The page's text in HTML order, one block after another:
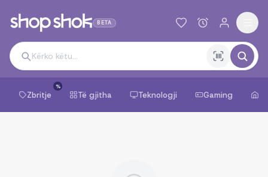
BETA
Zbritje
%
Të gjitha Teknologji Gaming